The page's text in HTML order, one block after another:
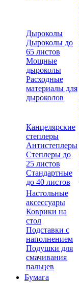
Дыроколы
Дыроколы до
65 листов
Мощные
дыроколы
Расходные
материалы для
дыроколов
Канцелярские
степлеры
Антистеплеры
Степлеры до
25 листов
Стандартные
до 40 листов
Настольные
аксессуары
Коврики на
стол
Подставки с
наполнением
Подушки для
смачивания
пальцев
Бумага